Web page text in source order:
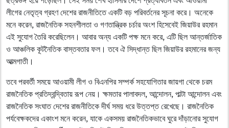
লীগের নেতৃত্ব গ্রহণ দেশের রাজনীতিতে একটি বড় পরিবর্তনের সূচনা করে। অনেকে
মনে করেন, রাজনৈতিক সহনশীলতা ও গণতান্ত্রিক চর্চার অংশ হিসেবেই জিয়াউর রহমান
এই সুযোগ তৈরি করেছিলেন। আবার অন্য একটি পক্ষ মনে করে, এটি ছিল আন্তর্জাতিক
ও আঞ্চলিক কূটনৈতিক বাস্তবতার ফল। তবে ঐ সিদ্ধান্ত ছিল জিয়াউর রহমানের জন্য
আত্মগাতী।
তবে পরবর্তী সময়ে আওয়ামী লীগ ও বিএনপির সম্পর্ক সহযোগিতার জায়গা থেকে চরম
রাজনৈতিক প্রতিদ্বন্দ্বিতায় রূপ নেয়। ক্ষমতার পালাবদল, আন্দোলন, পাল্টা আন্দোলন এবং
রাজনৈতিক সংঘাত দেশের রাজনীতিকে দীর্ঘ সময় ধরে উত্তপ্ত রেখেছে। রাজনৈতিক
পর্যবেক্ষকদের একাংশ মনে করেন, যাকে একসময় রাজনৈতিকভাবে ঘুরে দাঁড়ানোর সুযোগ